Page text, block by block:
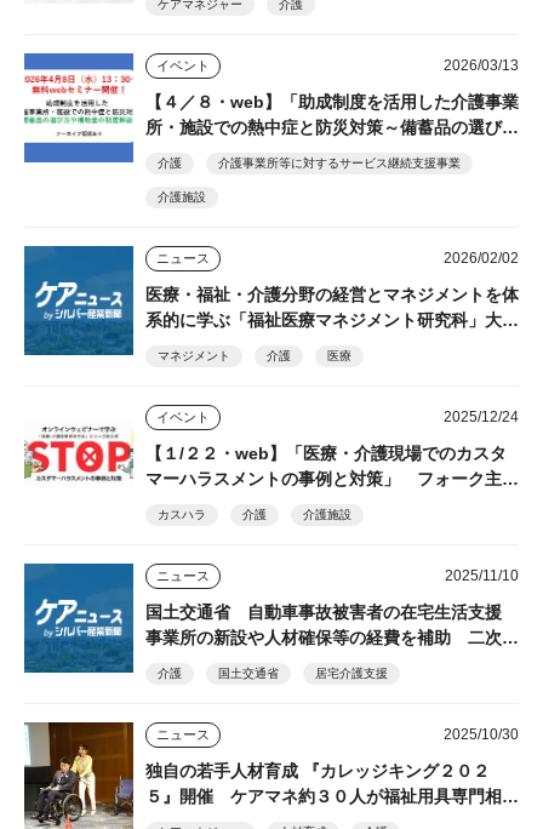
ケアマネジャー 介護
イベント 2026/03/13
【４／８・web】「助成制度を活用した介護事業
所・施設での熱中症と防災対策～備蓄品の選び方
や補助金の制度解説～」 介護事業所・施設向
介護 介護事業所等に対するサービス継続支援事業
介護施設
ニュース 2026/02/02
医療・福祉・介護分野の経営とマネジメントを体
系的に学ぶ「福祉医療マネジメント研究科」大学
院生募集 文京学院大学大学院
マネジメント 介護 医療
イベント 2025/12/24
【１/２２・web】「医療・介護現場でのカスタ
マーハラスメントの事例と対策」 フォーク主
カスハラ 介護 介護施設
ニュース 2025/11/10
国土交通省 自動車事故被害者の在宅生活支援
事業所の新設や人材確保等の経費を補助 二次公
募開始
介護 国土交通省 居宅介護支援
ニュース 2025/10/30
独自の若手人材育成 『カレッジキング２０２
５』開催 ケアマネ約３０人が福祉用具専門相談
員の提案力を評価 福祉用具貸与事業所「イーラ